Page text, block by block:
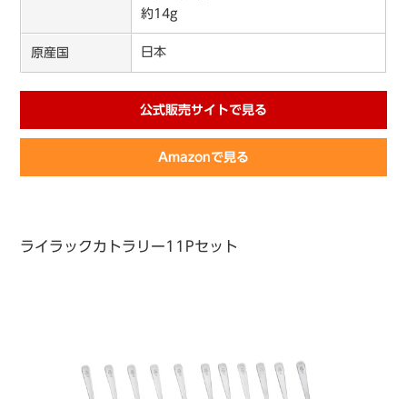
約14g
原産国 日本
公式販売サイトで見る
Amazonで見る
ライラックカトラリー11Pセット